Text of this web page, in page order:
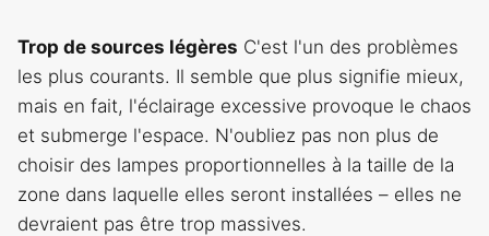
Trop de sources légères C'est l'un des problèmes
les plus courants. Il semble que plus signifie mieux,
mais en fait, l'éclairage excessive provoque le chaos
et submerge l'espace. N'oubliez pas non plus de
choisir des lampes proportionnelles à la taille de la
zone dans laquelle elles seront installées – elles ne
devraient pas être trop massives.